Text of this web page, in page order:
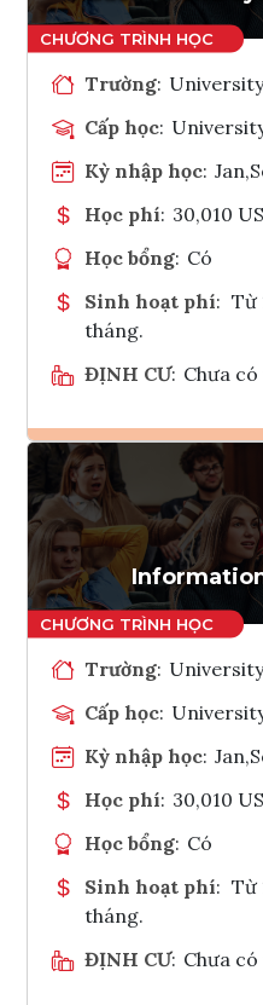
Trường:
Cấp học:
Kỳ nhập học:
Học phí: 30,010
Học bổng: Có
Sinh hoạt phí: Từ
tháng.
ĐỊNH CƯ: Chưa
Trường:
Cấp học:
Kỳ nhập học:
Học phí: 30,010
Học bổng: Có
Sinh hoạt phí: Từ
tháng.
ĐỊNH CƯ: Chưa